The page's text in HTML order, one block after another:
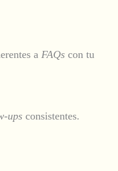
a FAQs con tu
ups consistentes.